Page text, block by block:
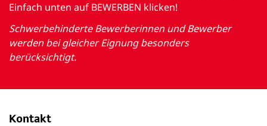
Einfach unten auf BEWERBEN klicken!
Schwerbehinderte Bewerberinnen und Bewerber
werden bei gleicher Eignung besonders
berücksichtigt.
Kontakt